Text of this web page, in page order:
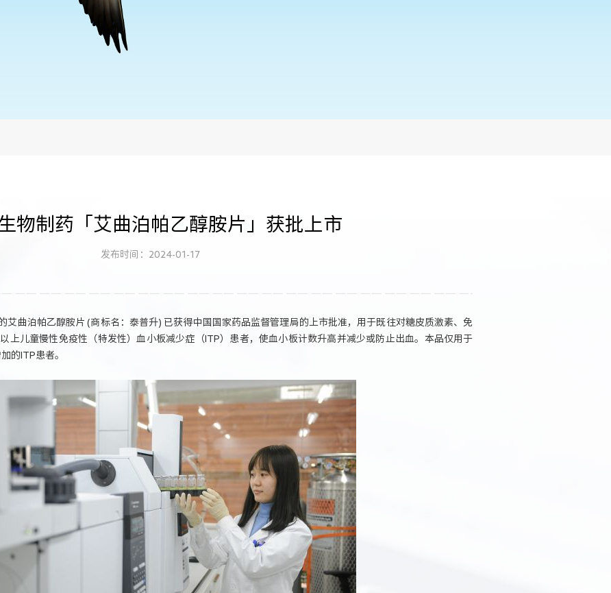
物制药「艾曲泊帕乙醇胺片」获批上市
发布时间：2024-01-17
艾曲泊帕乙醇胺片 (商标名：泰普升) 已获得中国国家药品监督管理局的上市批准，用于既往对糖皮质激素、免
上儿童慢性免疫性（特发性）血小板减少症（ITP）患者，使血小板计数升高并减少或防止出血。本品仅用于
的ITP患者。